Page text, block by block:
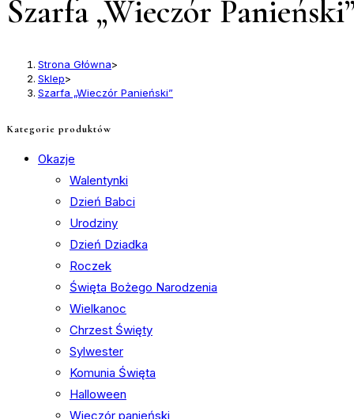
Szarfa „Wieczór
Strona Główna>
Sklep>
Szarfa „Wieczór Panieński”
Kategorie produktów
Okazje
Walentynki
Dzień Babci
Urodziny
Dzień Dziadka
Roczek
Święta Bożego Narodzenia
Wielkanoc
Chrzest Święty
Sylwester
Komunia Święta
Halloween
Wieczór panieński